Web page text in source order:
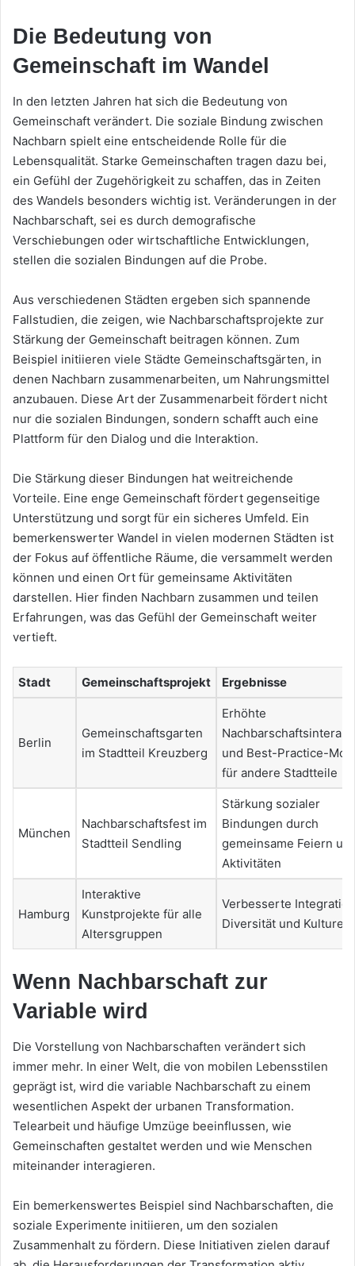
Die Bedeutung von
Gemeinschaft im Wandel
In den letzten Jahren hat sich die Bedeutung von
Gemeinschaft verändert. Die soziale Bindung zwischen
Nachbarn spielt eine entscheidende Rolle für die
Lebensqualität. Starke Gemeinschaften tragen dazu bei,
ein Gefühl der Zugehörigkeit zu schaffen, das in Zeiten
des Wandels besonders wichtig ist. Veränderungen in der
Nachbarschaft, sei es durch demografische
Verschiebungen oder wirtschaftliche Entwicklungen,
stellen die sozialen Bindungen auf die Probe.
Aus verschiedenen Städten ergeben sich spannende
Fallstudien, die zeigen, wie Nachbarschaftsprojekte zur
Stärkung der Gemeinschaft beitragen können. Zum
Beispiel initiieren viele Städte Gemeinschaftsgärten, in
denen Nachbarn zusammenarbeiten, um Nahrungsmittel
anzubauen. Diese Art der Zusammenarbeit fördert nicht
nur die sozialen Bindungen, sondern schafft auch eine
Plattform für den Dialog und die Interaktion.
Die Stärkung dieser Bindungen hat weitreichende
Vorteile. Eine enge Gemeinschaft fördert gegenseitige
Unterstützung und sorgt für ein sicheres Umfeld. Ein
bemerkenswerter Wandel in vielen modernen Städten ist
der Fokus auf öffentliche Räume, die versammelt werden
können und einen Ort für gemeinsame Aktivitäten
darstellen. Hier finden Nachbarn zusammen und teilen
Erfahrungen, was das Gefühl der Gemeinschaft weiter
vertieft.
Stadt Gemeinschaftsprojekt Ergebnisse
Berlin
Gemeinschaftsgarten
im Stadtteil Kreuzberg
Erhöhte
und Best-Practice-
für andere Stadtteile
München
Nachbarschaftsfest im
Stadtteil Sendling
Stärkung sozialer
Bindungen durch
gemeinsame Feiern
Aktivitäten
Hamburg
Interaktive
Kunstprojekte für alle
Altersgruppen
Verbesserte
Diversität und Kulturen
Wenn Nachbarschaft zur
Variable wird
Die Vorstellung von Nachbarschaften verändert sich
immer mehr. In einer Welt, die von mobilen Lebensstilen
geprägt ist, wird die variable Nachbarschaft zu einem
wesentlichen Aspekt der urbanen Transformation.
Telearbeit und häufige Umzüge beeinflussen, wie
Gemeinschaften gestaltet werden und wie Menschen
miteinander interagieren.
Ein bemerkenswertes Beispiel sind Nachbarschaften, die
soziale Experimente initiieren, um den sozialen
Zusammenhalt zu fördern. Diese Initiativen zielen darauf